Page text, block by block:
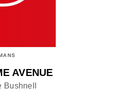
AVENUE
Bushnell